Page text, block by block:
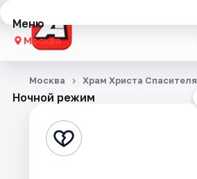
Меню
Москва
Концерты
Стендап
Ночной режим
Москва Храм Христа Спасителя